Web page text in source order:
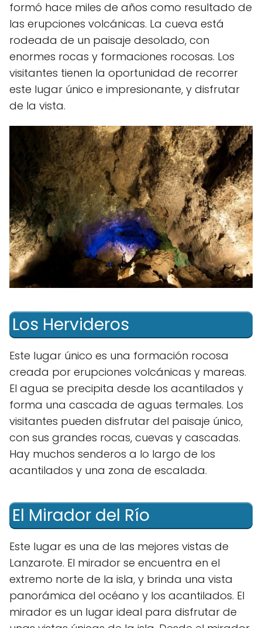
formó hace miles de años como resultado de
las erupciones volcánicas. La cueva está
rodeada de un paisaje desolado, con
enormes rocas y formaciones rocosas. Los
visitantes tienen la oportunidad de recorrer
este lugar único e impresionante, y disfrutar
de la vista.
Los Hervideros
Este lugar único es una formación rocosa
creada por erupciones volcánicas y mareas.
El agua se precipita desde los acantilados y
forma una cascada de aguas termales. Los
visitantes pueden disfrutar del paisaje único,
con sus grandes rocas, cuevas y cascadas.
Hay muchos senderos a lo largo de los
acantilados y una zona de escalada.
El Mirador del Río
Este lugar es una de las mejores vistas de
Lanzarote. El mirador se encuentra en el
extremo norte de la isla, y brinda una vista
panorámica del océano y los acantilados. El
mirador es un lugar ideal para disfrutar de